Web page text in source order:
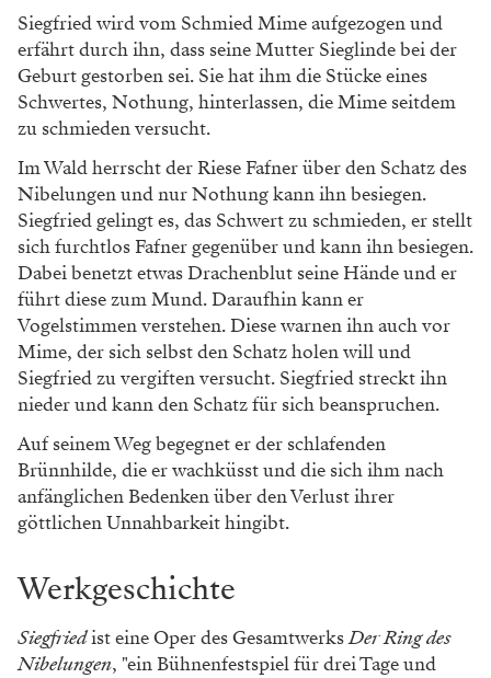
Siegfried wird vom Schmied Mime aufgezogen und
erfährt durch ihn, dass seine Mutter Sieglinde bei der
Geburt gestorben sei. Sie hat ihm die Stücke eines
Schwertes, Nothung, hinterlassen, die Mime seitdem
zu schmieden versucht.
Im Wald herrscht der Riese Fafner über den Schatz des
Nibelungen und nur Nothung kann ihn besiegen.
Siegfried gelingt es, das Schwert zu schmieden, er stellt
sich furchtlos Fafner gegenüber und kann ihn besiegen.
Dabei benetzt etwas Drachenblut seine Hände und er
führt diese zum Mund. Daraufhin kann er
Vogelstimmen verstehen. Diese warnen ihn auch vor
Mime, der sich selbst den Schatz holen will und
Siegfried zu vergiften versucht. Siegfried streckt ihn
nieder und kann den Schatz für sich beanspruchen.
Auf seinem Weg begegnet er der schlafenden
Brünnhilde, die er wachküsst und die sich ihm nach
anfänglichen Bedenken über den Verlust ihrer
göttlichen Unnahbarkeit hingibt.
Werkgeschichte
Siegfriedist eine Oper des GesamtwerksDer Ring des
Nibelungen, "ein Bühnenfestspiel für drei Tage und